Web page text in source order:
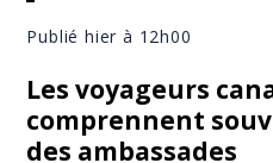
Publié hier à 12h00
Les voyageurs
comprennent
des ambassades